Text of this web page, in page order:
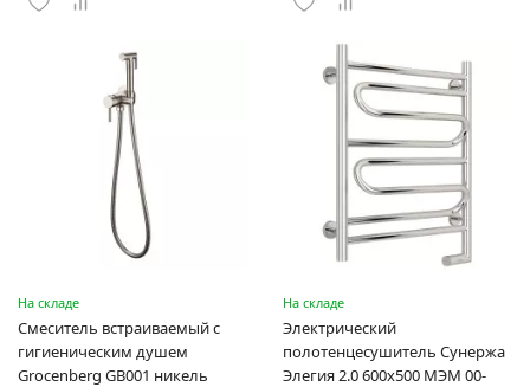
На складе
Смеситель встраиваемый с
гигиеническим душем
Grocenberg GB001 никель
На складе
Электрический
полотенцесушитель Сунержа
Элегия 2.0 600x500 МЭМ 00-